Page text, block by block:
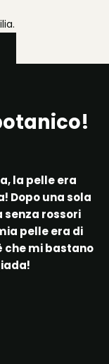
la pelle era
Dopo una sola
senza rossori
pelle era di
che mi bastano